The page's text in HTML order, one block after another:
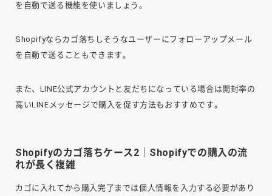
を自動で送る機能を使いましょう。
Shopifyならカゴ落ちしそうなユーザーにフォローアップメール
を自動で送ることもできます。
また、LINE公式アカウントと友だちになっている場合は開封率の
高いLINEメッセージで購入を促す方法もおすすめです。
Shopifyのカゴ落ちケース2｜Shopifyでの購入の流
れが長く複雑
カゴに入れてから購入完了までは個人情報を入力する必要があり